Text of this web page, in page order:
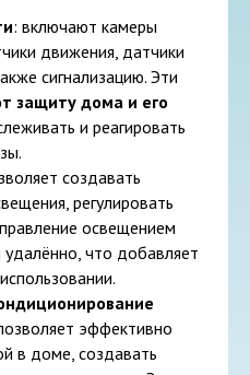
: включают камеры
движения, датчики
сигнализацию. Эти
защиту дома и его
и реагировать
создавать
регулировать
освещением
что добавляет
эффективно
в доме, создавать